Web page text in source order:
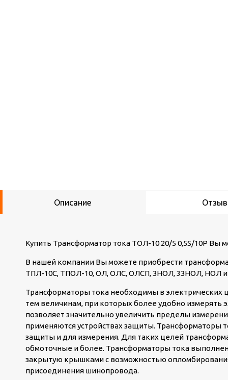
Описание
Купить Трансформатор тока ТОЛ-10 20/5 0,5S/10Р Вы
В нашей компании Вы можете приобрести
ТПЛ-10С, ТПОЛ-10, ОЛ, ОЛС, ОЛСП, ЗНОЛ, 3ЗНОЛ, НОЛ и
Трансформаторы тока необходимы в электрических
тем величинам, при которых более удобно
позволяет значительно увеличить пределы
применяются устройствах защиты. Трансформаторы
защиты и для измерения. Для таких целей
обмоточные и более. Трансформаторы тока
закрытую крышками с возможностью
присоединения шинопровода.